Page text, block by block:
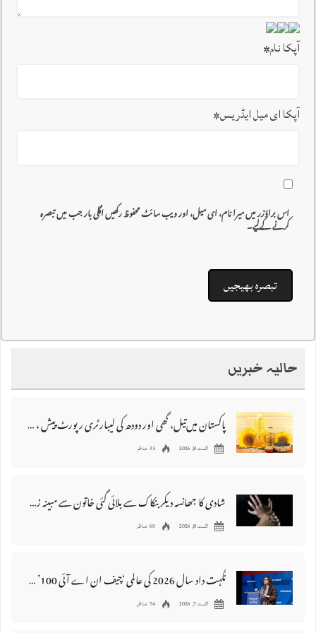
آپکا نام*
آپکا ای میل ایڈریس*
اس براؤزر میں میرا نام، ای میل، اور ویب سائٹ محفوظ رکھیں اگلی بار جب میں تبصرہ
کرنے کےلیے۔
حالیہ خبریں
پاکستان میں‌تیل، گھی اور دودھ کی لیبارٹری رپورٹ پیش ، 176 نمونے غیر معیاری قرار
اگست 8, 2026 35 مناظر
شادی کا جھانسہ دیکر بنکاک سے بلائی گئی خاتون سے مبینہ زیادتی، ملزم گرفتار
اگست 8, 2026 60 مناظر
نگہت داد سال 2026 کی عالمی ‘چیف ان اے آئی 100’ فہرست میں شامل
اگست 7, 2026 74 مناظر